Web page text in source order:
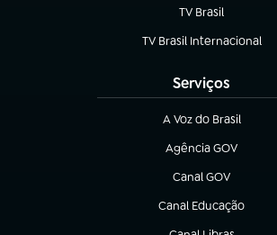
TV Brasil
(abre em nova aba)
TV Brasil Internacional
(abre em nova aba)
Serviços
A Voz do Brasil
(abre em nova aba)
Agência GOV
(abre em nova aba)
Canal GOV
(abre em nova aba)
Canal Educação
(abre em nova aba)